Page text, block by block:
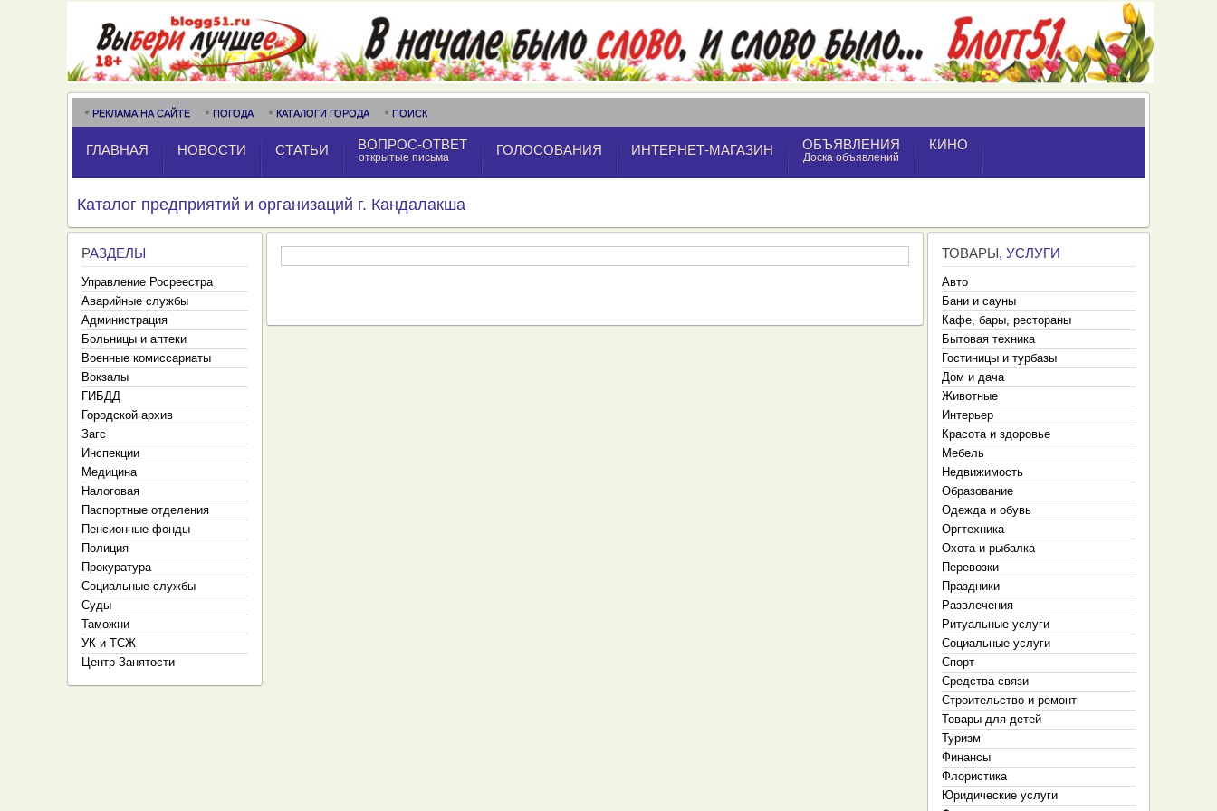
РЕКЛАМА НА САЙТЕ ПОГОДА КАТАЛОГИ ГОРОДА ПОИСК
ГЛАВНАЯ НОВОСТИ СТАТЬИ ВОПРОС-ОТВЕТ
открытые письма ГОЛОСОВАНИЯ ИНТЕРНЕТ-МАГАЗИН ОБЪЯВЛЕНИЯ
Доска объявлений
КИНО
Каталог предприятий и организаций г. Кандалакша
РАЗДЕЛЫ
Управление Росреестра
Аварийные службы
Администрация
Больницы и аптеки
Военные комиссариаты
Вокзалы
ГИБДД
Городской архив
Загс
Инспекции
Медицина
Налоговая
Паспортные отделения
Пенсионные фонды
Полиция
Прокуратура
Социальные службы
Суды
Таможни
УК и ТСЖ
Центр Занятости
ТОВАРЫ, УСЛУГИ
Авто
Бани и сауны
Кафе, бары, рестораны
Бытовая техника
Гостиницы и турбазы
Дом и дача
Животные
Интерьер
Красота и здоровье
Мебель
Недвижимость
Образование
Одежда и обувь
Оргтехника
Охота и рыбалка
Перевозки
Праздники
Развлечения
Ритуальные услуги
Социальные услуги
Спорт
Средства связи
Строительство и ремонт
Товары для детей
Туризм
Финансы
Флористика
Юридические услуги